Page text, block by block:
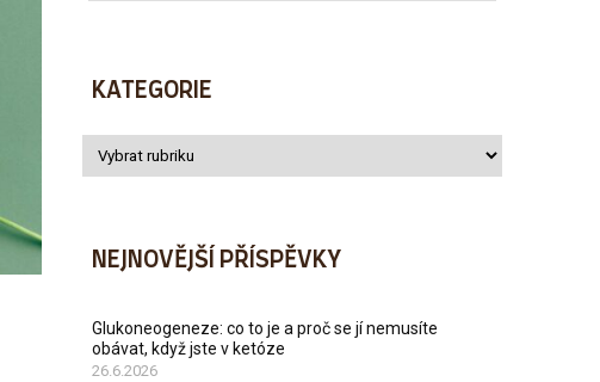
KATEGORIE
NEJNOVĚJŠÍ PŘÍSPĚVKY
Glukoneogeneze: co to je a proč se jí nemusíte
obávat, když jste v ketóze
26.6.2026